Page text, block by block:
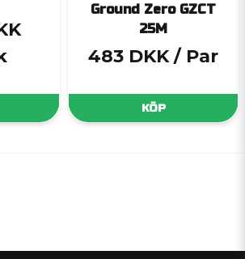
Ground Zero GZCT
25M
483 DKK / Par
KÖP